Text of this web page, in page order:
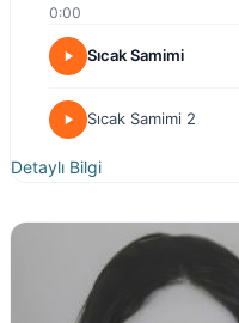
0:00
Sıcak Samimi
Sıcak Samimi 2
Detaylı Bilgi